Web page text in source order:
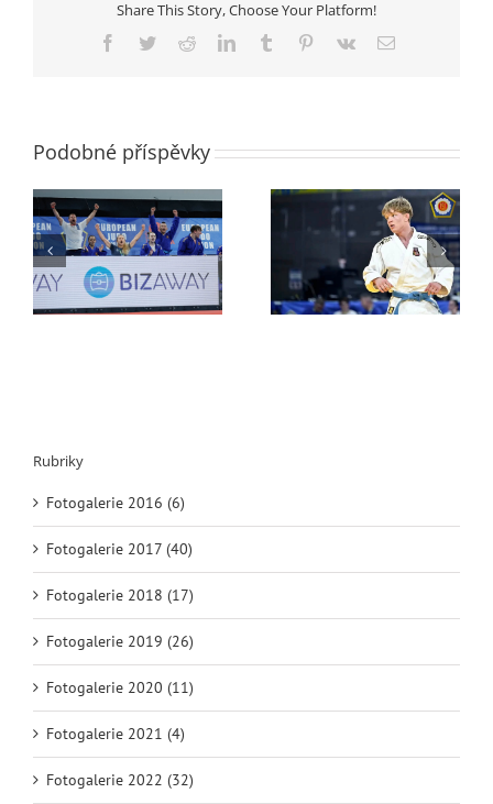
Share This Story, Choose Your Platform!
Facebook
TwitterRedditLinkedInTumblr Pinterest
Vk
E-
Podobné příspěvky
Mistrovství Evropy
dorostenců
Mistrovství ČR mužů
Rubriky
Fotogalerie 2016 (6)
Fotogalerie 2017 (40)
Fotogalerie 2018 (17)
Fotogalerie 2019 (26)
Fotogalerie 2020 (11)
Fotogalerie 2021 (4)
Fotogalerie 2022 (32)